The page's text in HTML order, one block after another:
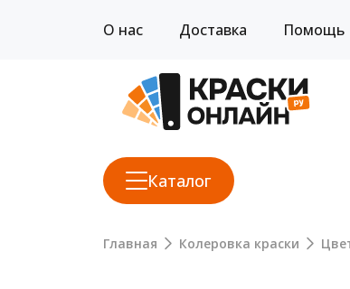
О нас Доставка Помощь
Каталог
Главная Колеровка краски